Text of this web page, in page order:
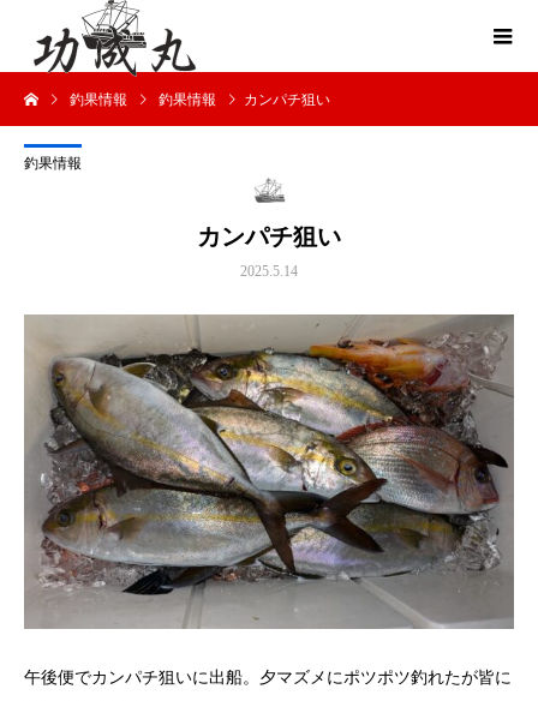
釣果情報 釣果情報 カンパチ狙い
釣果情報
カンパチ狙い
2025.5.14
午後便でカンパチ狙いに出船。夕マズメにポツポツ釣れたが皆に